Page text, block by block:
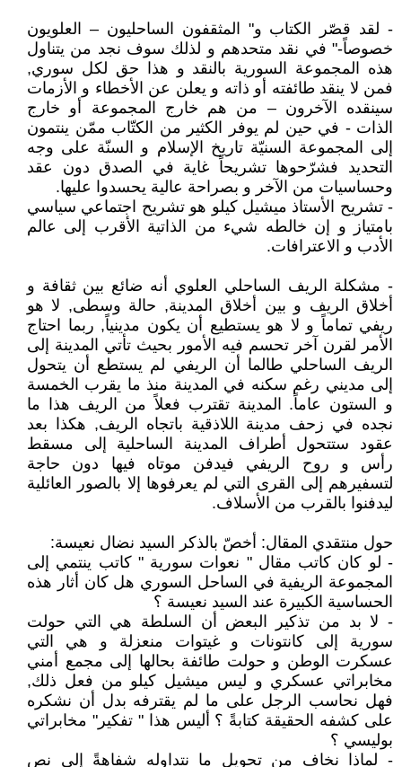
- لقد قصّر الكتاب و" المثقفون الساحليون – العلويون
خصوصاً-" في نقد متحدهم و لذلك سوف نجد من يتناول
هذه المجموعة السورية بالنقد و هذا حق لكل سوري,
فمن لا ينقد طائفته أو ذاته و يعلن عن الأخطاء و الأزمات
سينقده الآخرون – من هم خارج المجموعة أو خارج
الذات - في حين لم يوفر الكثير من الكتّاب ممّن ينتمون
إلى المجموعة السنيّة تاريخ الإسلام و السنّة على وجه
التحديد فشرّحوها تشريحاً غاية في الصدق دون عقد
وحساسيات من الآخر و بصراحة عالية يحسدوا عليها.
- تشريح الأستاذ ميشيل كيلو هو تشريح اجتماعي سياسي
بامتياز و إن خالطه شيء من الذاتية الأقرب إلى عالم
الأدب و الاعترافات.
- مشكلة الريف الساحلي العلوي أنه ضائع بين ثقافة و
أخلاق الريف و بين أخلاق المدينة, حالة وسطى, لا هو
ريفي تماماً و لا هو يستطيع أن يكون مدينياً, ربما احتاج
الأمر لقرن آخر تحسم فيه الأمور بحيث تأتي المدينة إلى
الريف الساحلي طالما أن الريفي لم يستطع أن يتحول
إلى مديني رغم سكنه في المدينة منذ ما يقرب الخمسة
و الستون عاماً. المدينة تقترب فعلاً من الريف هذا ما
نجده في زحف مدينة اللاذقية باتجاه الريف, هكذا بعد
عقود ستتحول أطراف المدينة الساحلية إلى مسقط
رأس و روح الريفي فيدفن موتاه فيها دون حاجة
لتسفيرهم إلى القرى التي لم يعرفوها إلا بالصور العائلية
ليدفنوا بالقرب من الأسلاف.
حول منتقدي المقال: أخصّ بالذكر السيد نضال نعيسة:
- لو كان كاتب مقال " نعوات سورية " كاتب ينتمي إلى
المجموعة الريفية في الساحل السوري هل كان أثار هذه
الحساسية الكبيرة عند السيد نعيسة ؟
- لا بد من تذكير البعض أن السلطة هي التي حولت
سورية إلى كانتونات و غيتوات منعزلة و هي التي
عسكرت الوطن و حولت طائفة بحالها إلى مجمع أمني
مخابراتي عسكري و ليس ميشيل كيلو من فعل ذلك,
فهل نحاسب الرجل على ما لم يقترفه بدل أن نشكره
على كشفه الحقيقة كتابةً ؟ أليس هذا " تفكير" مخابراتي
بوليسي ؟
- لماذا نخاف من تحويل ما نتداوله شفاهةً إلى نص